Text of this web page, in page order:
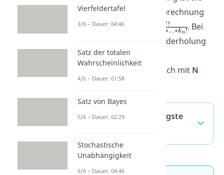
allgemeine Formel zur Berechnung
der Möglichkeiten
. Bei
Permutationen ohne Wiederholung
kannst du die Anzahl an
Möglichkeiten ganz einfach mit N
Fakultätberechnen.
Permutation — häufigste
Vierfeldertafel
3/6 – Dauer: 04:46
Satz der totalen
Wahrscheinlichkeit
4/6 – Dauer: 01:58
Satz von Bayes
5/6 – Dauer: 02:29
Stochastische
Unabhängigkeit
6/6 – Dauer: 04:46